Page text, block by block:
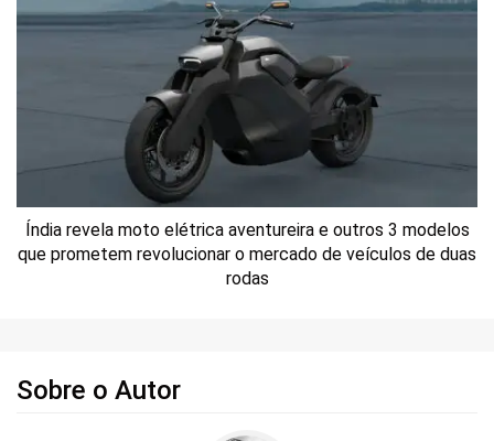
Índia revela moto elétrica aventureira e outros 3 modelos
que prometem revolucionar o mercado de veículos de duas
rodas
Sobre o Autor